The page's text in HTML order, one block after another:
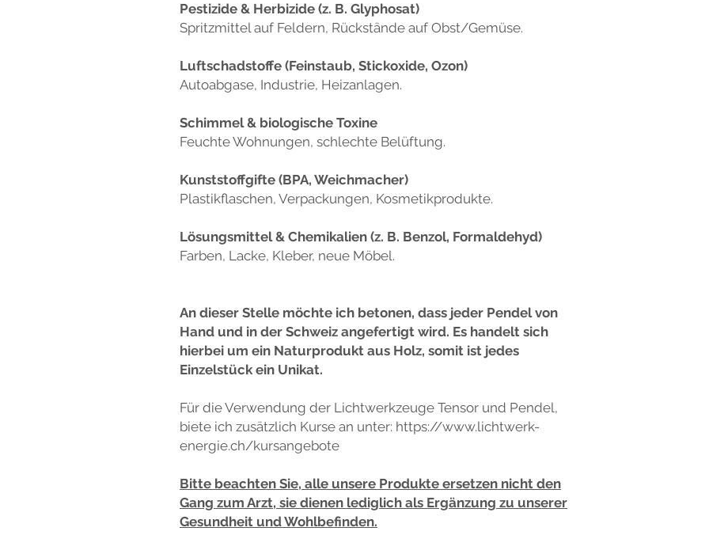
Pestizide & Herbizide (z. B. Glyphosat)
Spritzmittel auf Feldern, Rückstände auf Obst/Gemüse.
Luftschadstoffe (Feinstaub, Stickoxide, Ozon)
Autoabgase, Industrie, Heizanlagen.
Schimmel & biologische Toxine
Feuchte Wohnungen, schlechte Belüftung.
Kunststoffgifte (BPA, Weichmacher)
Plastikflaschen, Verpackungen, Kosmetikprodukte.
Lösungsmittel & Chemikalien (z. B. Benzol, Formaldehyd)
Farben, Lacke, Kleber, neue Möbel.
An dieser Stelle möchte ich betonen, dass jeder Pendel von
Hand und in der Schweiz angefertigt wird. Es handelt sich
hierbei um ein Naturprodukt aus Holz, somit ist jedes
Einzelstück ein Unikat.
Für die Verwendung der Lichtwerkzeuge Tensor und Pendel,
biete ich zusätzlich Kurse an unter: https://www.lichtwerk-
energie.ch/kursangebote
Bitte beachten Sie, alle unsere Produkte ersetzen nicht den
Gang zum Arzt, sie dienen lediglich als Ergänzung zu unserer
Gesundheit und Wohlbefinden.